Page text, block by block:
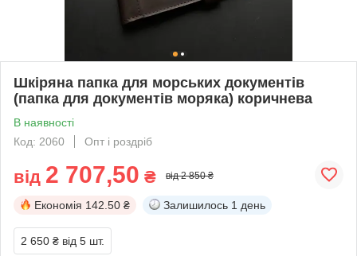
Шкіряна папка для морських документів
(папка для документів моряка) коричнева
В наявності
Код: 2060
Опт і роздріб
від 2 707,50 ₴ від 2 850 ₴
Економія 142.50 ₴ Залишилось 1 день
2 650 ₴ від 5 шт.